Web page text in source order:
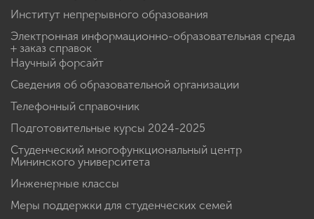
Институт непрерывного образования
Электронная информационно-образовательная среда
+ заказ справок
Научный форсайт
Сведения об образовательной организации
Телефонный справочник
Подготовительные курсы 2024-2025
Студенческий многофункциональный центр
Мининского университета
Инженерные классы
Меры поддержки для студенческих семей